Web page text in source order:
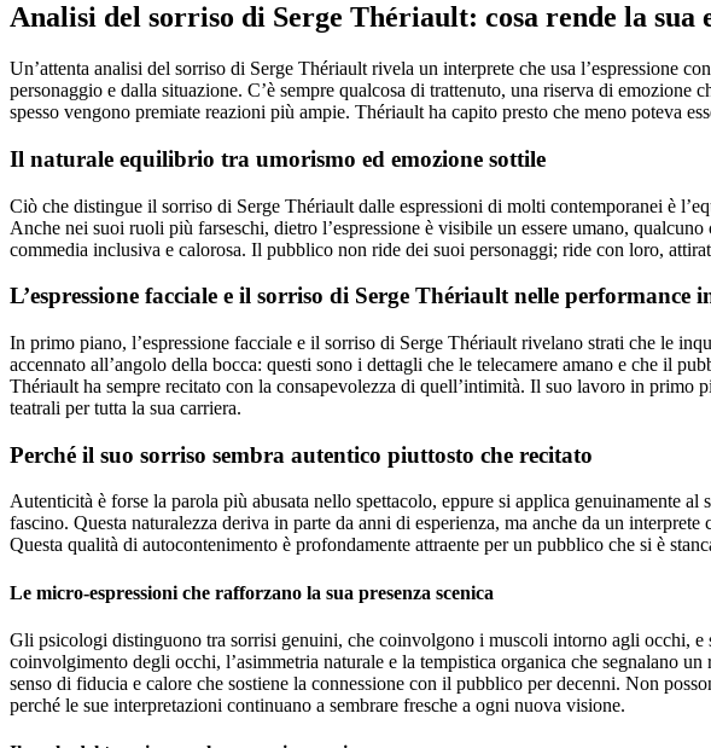
Analisi del sorriso di Serge Thériault: cosa rende la sua
Un’attenta analisi del sorriso di Serge Thériault rivela un interprete che usa l’espressione
personaggio e dalla situazione. C’è sempre qualcosa di trattenuto, una riserva di
spesso vengono premiate reazioni più ampie. Thériault ha capito presto che meno poteva
Il naturale equilibrio tra umorismo ed emozione sottile
Ciò che distingue il sorriso di Serge Thériault dalle espressioni di molti contemporanei è
Anche nei suoi ruoli più farseschi, dietro l’espressione è visibile un essere umano,
commedia inclusiva e calorosa. Il pubblico non ride dei suoi personaggi; ride con loro,
L’espressione facciale e il sorriso di Serge Thériault nelle performance
In primo piano, l’espressione facciale e il sorriso di Serge Thériault rivelano strati che le
accennato all’angolo della bocca: questi sono i dettagli che le telecamere amano e che il
Thériault ha sempre recitato con la consapevolezza di quell’intimità. Il suo lavoro in primo
teatrali per tutta la sua carriera.
Perché il suo sorriso sembra autentico piuttosto che recitato
Autenticità è forse la parola più abusata nello spettacolo, eppure si applica genuinamente
fascino. Questa naturalezza deriva in parte da anni di esperienza, ma anche da un
Questa qualità di autocontenimento è profondamente attraente per un pubblico che si è
Le micro-espressioni che rafforzano la sua presenza scenica
Gli psicologi distinguono tra sorrisi genuini, che coinvolgono i muscoli intorno agli occhi,
coinvolgimento degli occhi, l’asimmetria naturale e la tempistica organica che segnalano
senso di fiducia e calore che sostiene la connessione con il pubblico per decenni. Non
perché le sue interpretazioni continuano a sembrare fresche a ogni nuova visione.